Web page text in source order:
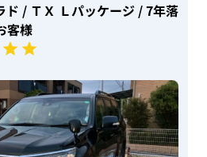
ド / ＴＸ Ｌパッケージ / 7年落
客様